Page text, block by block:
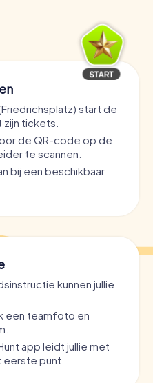
start de
tickets.
de QR-code op de
te scannen.
bij een beschikbaar
kunnen jullie
een teamfoto en
app leidt jullie met
eerste punt.